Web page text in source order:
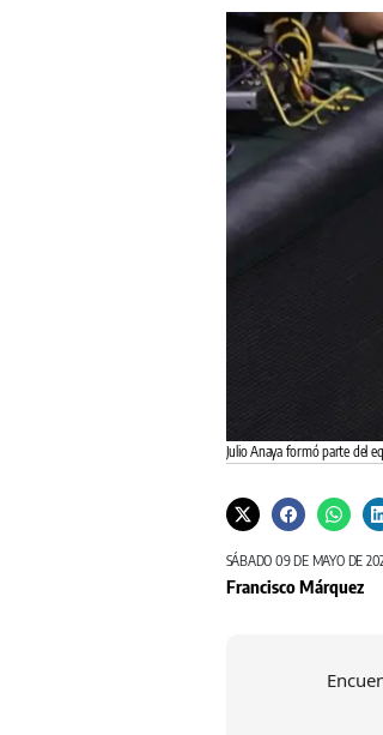
Julio Anaya formó parte del
SÁBADO 09 DE MAYO DE
Francisco Márquez